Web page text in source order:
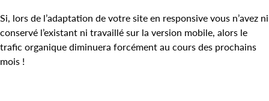
Si, lors de l’adaptation de votre site en responsive vous n’avez ni
conservé l’existant ni travaillé sur la version mobile, alors le
trafic organique diminuera forcément au cours des prochains
mois !